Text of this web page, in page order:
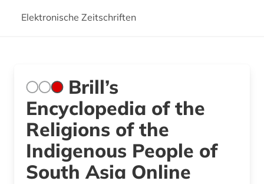
Elektronische Zeitschriften
Brill’s
Encyclopedia of the
Religions of the
Indigenous People of
South Asia Online